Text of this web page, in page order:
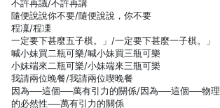
不許再議/不許再講
隨便說說你不要/隨便說說，你不要
程凜/程凓
一定要下甚麼五子棋。」/一定要下甚麼一子棋。」
喊小妹買二瓶可樂/喊小妹買三瓶可樂
小妹端來二瓶可樂/小妹端來三瓶可樂
我請兩位晚餐/我請兩位喫晚餐
因為──這個──萬有引力的關係/因為──這個──物理
的必然性──萬有引力的關係